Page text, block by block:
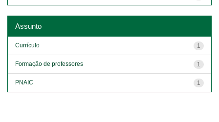
Assunto
1
Currículo
1
Formação de professores
1
PNAIC